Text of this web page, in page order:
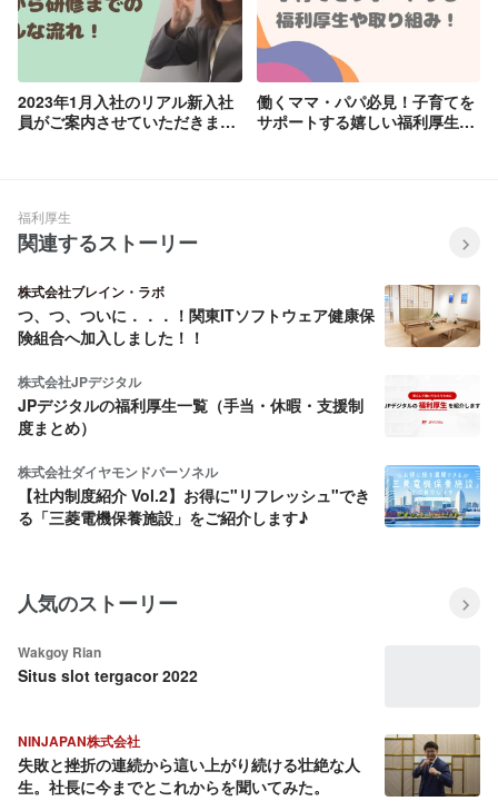
2023年1月入社のリアル新入社
員がご案内させていただきま
働くママ・パパ必見！子育てを
サポートする嬉しい福利厚生や
福利厚生
関連するストーリー
株式会社ブレイン・ラボ
つ、つ、ついに．．．！関東ITソフトウェア健康保
険組合へ加入しました！！
株式会社JPデジタル
JPデジタルの福利厚生一覧（手当・休暇・支援制
度まとめ）
株式会社ダイヤモンドパーソネル
【社内制度紹介 Vol.2】お得に"リフレッシュ"でき
る「三菱電機保養施設」をご紹介します♪
人気のストーリー
Wakgoy Rian
Situs slot tergacor 2022
NINJAPAN株式会社
失敗と挫折の連続から這い上がり続ける壮絶な人
生。社長に今までとこれからを聞いてみた。